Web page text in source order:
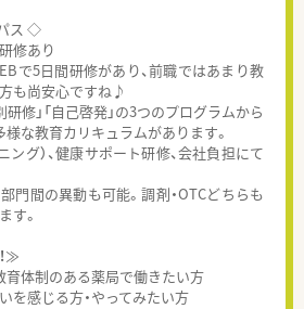
ス ◇
修あり
で5日間研修があり、前職ではあまり教
も尚安心ですね♪
研修」「自己啓発」の3つのプログラムから
様な教育カリキュラムがあります。
グ）、健康サポート研修、会社負担にて
門間の異動も可能。調剤・OTCどちらも
す。
≫
育体制のある薬局で働きたい方
を感じる方・やってみたい方